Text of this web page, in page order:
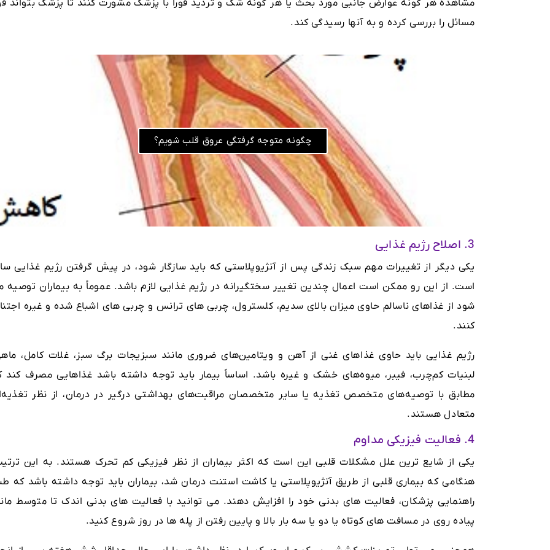
مشاهده هر گونه عوارض جانبی مورد بحث یا هر گونه شک و تردید فوراً با پزشک مشورت کنند تا پزشک بتواند
مسائل را بررسی کرده و به آنها رسیدگی کند.
چگونه متوجه گرفتگی عروق قلب شویم؟
3. اصلاح رژیم غذایی
یکی دیگر از تغییرات مهم سبک زندگی پس از آنژیوپلاستی که باید سازگار شود، در پیش گرفتن رژیم غذایی
است. از این رو ممکن است اعمال چندین تغییر سختگیرانه در رژیم غذایی لازم باشد. عموماً به بیماران توصیه
شود از غذاهای ناسالم حاوی میزان بالای سدیم، کلسترول، چربی های ترانس و چربی های اشباع شده و غیره
کنند.
رژیم غذایی باید حاوی غذاهای غنی از آهن و ویتامین‌های ضروری مانند سبزیجات برگ سبز، غلات کامل،
لبنیات کم‌چرب، فیبر، میوه‌های خشک و غیره باشد. اساساً بیمار باید توجه داشته باشد غذاهایی مصرف کند
مطابق با توصیه‌های متخصص تغذیه یا سایر متخصصان مراقبت‌های بهداشتی درگیر در درمان، از نظر
متعادل هستند.
4. فعالیت فیزیکی مداوم
یکی از شایع ترین علل مشکلات قلبی این است که اکثر بیماران از نظر فیزیکی کم تحرک هستند. به این
هنگامی که بیماری قلبی از طریق آنژیوپلاستی یا کاشت استنت درمان شد، بیماران باید توجه داشته باشد که
راهنمایی پزشکان، فعالیت های بدنی خود را افزایش دهند. می توانید با فعالیت های بدنی اندک تا متوسط
پیاده روی در مسافت های کوتاه یا دو یا سه بار بالا و پایین رفتن از پله ها در روز شروع کنید.